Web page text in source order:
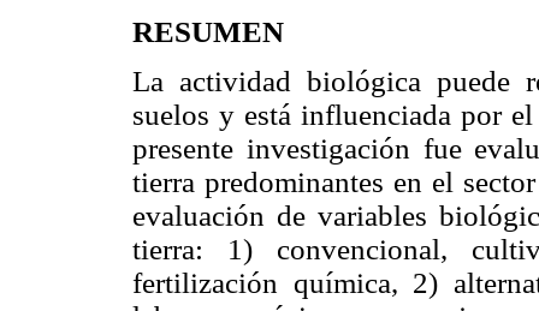
RESUMEN
La actividad biológica puede
suelos y está influenciada por
presente investigación fue
tierra predominantes en el
evaluación de variables
tierra: 1) convencional,
fertilización química, 2)